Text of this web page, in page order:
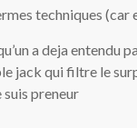
techniques (car
a deja entendu
jack qui filtre le
suis preneur